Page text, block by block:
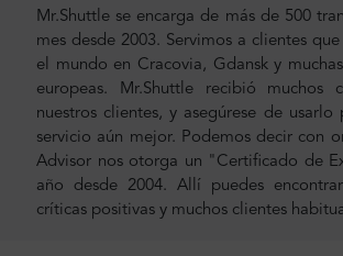
Mr.Shuttle se encarga de más de 500
mes desde 2003. Servimos a clientes
el mundo en Cracovia, Gdansk y
europeas. Mr.Shuttle recibió muchos
nuestros clientes, y asegúrese de usarlo
servicio aún mejor. Podemos decir con
Advisor nos otorga un "Certificado de
año desde 2004. Allí puedes
críticas positivas y muchos clientes